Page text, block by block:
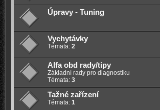
Úpravy - Tuning
Vychytávky
Témata: 2
Alfa obd rady/tipy
Základní rady pro diagnostiku
Témata: 3
Tažné zařízení
Témata: 1